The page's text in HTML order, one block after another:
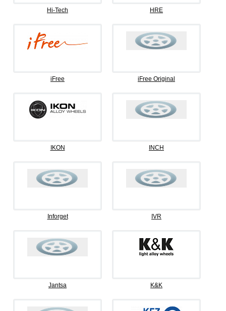
Hi-Tech HRE
iFree iFree Original
IKON INCH
Inforget IVR
Jantsa K&K